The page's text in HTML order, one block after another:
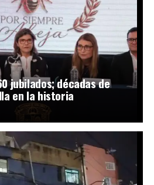
jubilados; décadas de
en la historia